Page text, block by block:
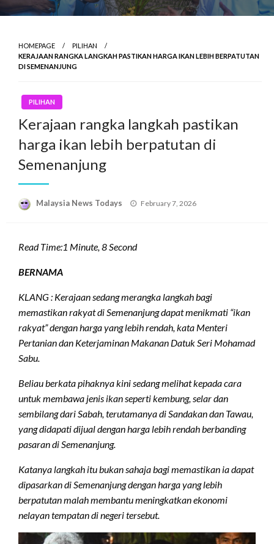
HOMEPAGE
PILIHAN
KERAJAAN RANGKA LANGKAH PASTIKAN HARGA IKAN LEBIH BERPATUTAN
DI SEMENANJUNG
PILIHAN
Kerajaan rangka langkah pastikan
harga ikan lebih berpatutan di
Semenanjung
Malaysia News Todays
Posted
February 7, 2026
Read Time:1 Minute, 8 Second
BERNAMA
KLANG : Kerajaan sedang merangka langkah bagi
memastikan rakyat di Semenanjung dapat menikmati “ikan
rakyat” dengan harga yang lebih rendah, kata Menteri
Pertanian dan Keterjaminan Makanan Datuk Seri Mohamad
Sabu.
Beliau berkata pihaknya kini sedang melihat kepada cara
untuk membawa jenis ikan seperti kembung, selar dan
sembilang dari Sabah, terutamanya di Sandakan dan Tawau,
yang didapati dijual dengan harga lebih rendah berbanding
pasaran di Semenanjung.
Katanya langkah itu bukan sahaja bagi memastikan ia dapat
dipasarkan di Semenanjung dengan harga yang lebih
berpatutan malah membantu meningkatkan ekonomi
nelayan tempatan di negeri tersebut.